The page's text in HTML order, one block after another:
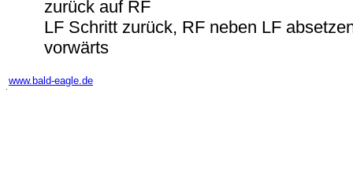
zurück auf RF
LF Schritt zurück, RF neben LF
vorwärts
www.bald-eagle.de